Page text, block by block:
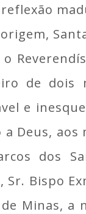
de dois
e
Deus, aos
dos
Bispo
Minas, a